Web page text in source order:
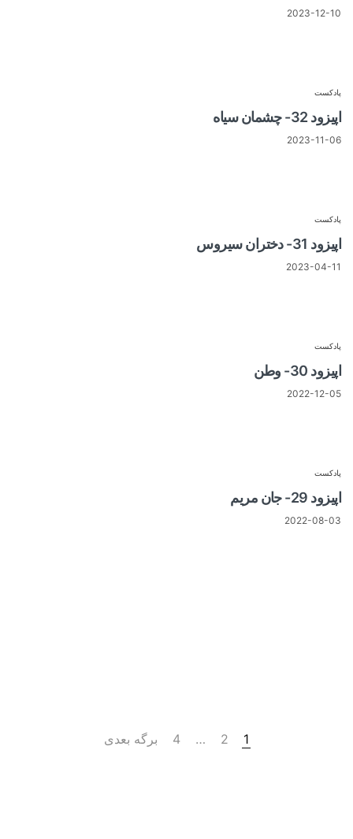
2023-12-10
پادکست
اپیزود 32- چشمان سیاه
2023-11-06
پادکست
اپیزود 31- دختران سیروس
2023-04-11
پادکست
اپیزود 30- وطن
2022-12-05
پادکست
اپیزود 29- جان مریم
2022-08-03
1
2
…
4 برگه بعدی